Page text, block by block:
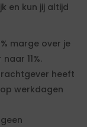
en kun jij altijd
marge over je
11%.
heeft
werkdagen